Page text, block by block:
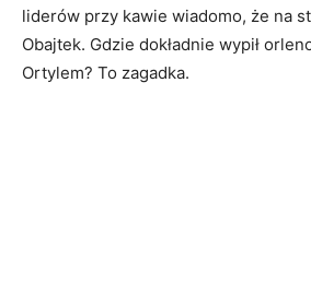
liderów przy kawie wiadomo, że na
Obajtek. Gdzie dokładnie wypił
Ortylem? To zagadka.